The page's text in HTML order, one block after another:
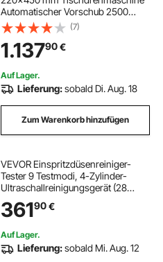
Automatischer Vorschub 2500
U/min Drehzahl 1250 W
Bürstenloser Motor, mit Zubehör,
Drehmaschine für die Bearbeitung
von Präzisionsteilen
(7)
1.13790€
Auf Lager.
Lieferung:sobald Di. Aug. 18
Zum Warenkorb hinzufügen
VEVOR Einspritzdüsenreiniger-
Tester 9 Testmodi, 4-Zylinder-
Ultraschallreinigungsgerät (28
kHz), Kfz-Einspritzdüsenreiniger
mit Ablassventil und 12 V
Motorrad
36190€
Auf Lager.
Lieferung:sobald Mi. Aug. 12